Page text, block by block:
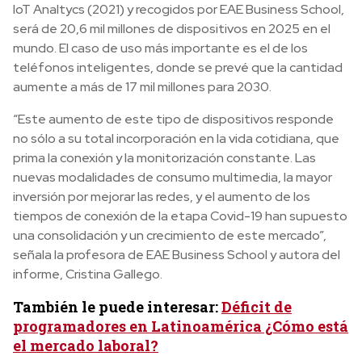
IoT Analtycs (2021) y recogidos por EAE Business School,
será de 20,6 mil millones de dispositivos en 2025 en el
mundo. El caso de uso más importante es el de los
teléfonos inteligentes, donde se prevé que la cantidad
aumente a más de 17 mil millones para 2030.
“Este aumento de este tipo de dispositivos responde
no sólo a su total incorporación en la vida cotidiana, que
prima la conexión y la monitorización constante. Las
nuevas modalidades de consumo multimedia, la mayor
inversión por mejorar las redes, y el aumento de los
tiempos de conexión de la etapa Covid-19 han supuesto
una consolidación y un crecimiento de este mercado”,
señala la profesora de EAE Business School y autora del
informe, Cristina Gallego.
También le puede interesar:Déficit de
programadores en Latinoamérica ¿Cómo está
el mercado laboral?